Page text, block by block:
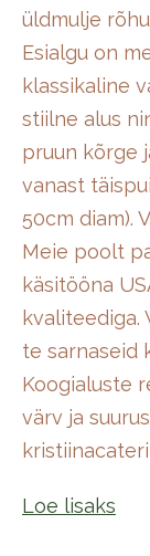
üldmulje
Esialgu on
klassikaline
stiilne alus
pruun kõrge
vanast
50cm diam).
Meie poolt
käsitööna
kvaliteediga.
te sarnaseid
Koogialuste
värv ja
Loe lisaks